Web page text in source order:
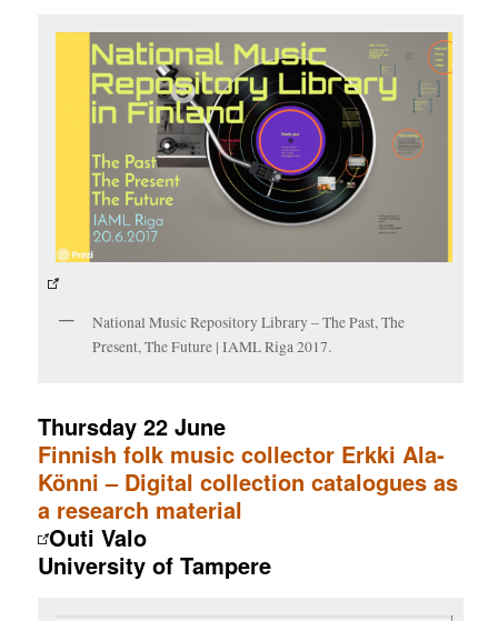
National Music Repository Library – The Past, The
Present, The Future | IAML Riga 2017.
Thursday 22 June
Finnish folk music collector Erkki Ala-
Könni – Digital collection catalogues as
a research material
Outi Valo
University of Tampere